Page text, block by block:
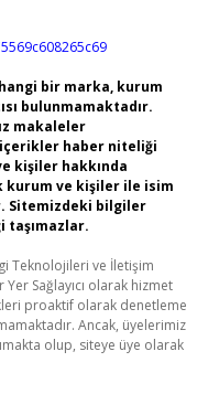
bir marka, kurum
bulunmamaktadır.
makaleler
içerikler haber niteliği
kişiler hakkında
kurum ve kişiler ile isim
Sitemizdeki bilgiler
taşımazlar.
Teknolojileri ve İletişim
Sağlayıcı olarak hizmet
proaktif olarak denetleme
Ancak, üyelerimiz
olup, siteye üye olarak